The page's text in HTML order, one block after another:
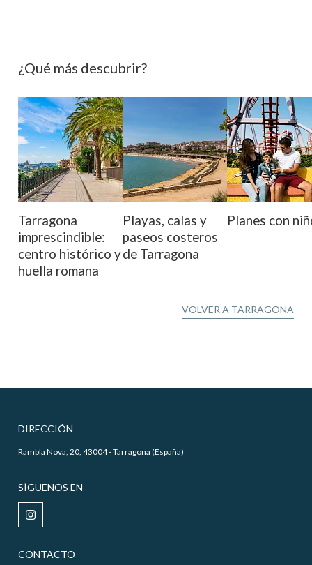
¿Qué más descubrir?
Tarragona
imprescindible:
centro histórico y
huella romana
Playas, calas y
paseos costeros
de Tarragona
Planes con
VOLVER A TARRAGONA
DIRECCIÓN
Rambla Nova, 20, 43004 - Tarragona (España)
SÍGUENOS EN
CONTACTO